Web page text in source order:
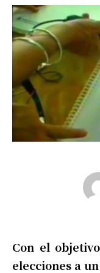
Con el
elecciones a